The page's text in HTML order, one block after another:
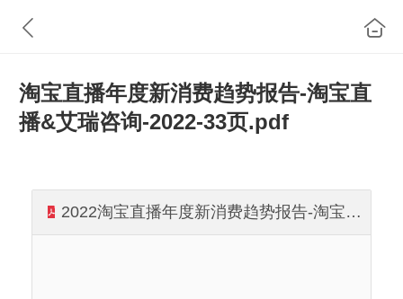
淘宝直播年度新消费趋势报告-淘宝直
播&艾瑞咨询-2022-33页.pdf
2022淘宝直播年度新消费趋势报告-淘宝直播&艾瑞咨询-2022-33页.pdf